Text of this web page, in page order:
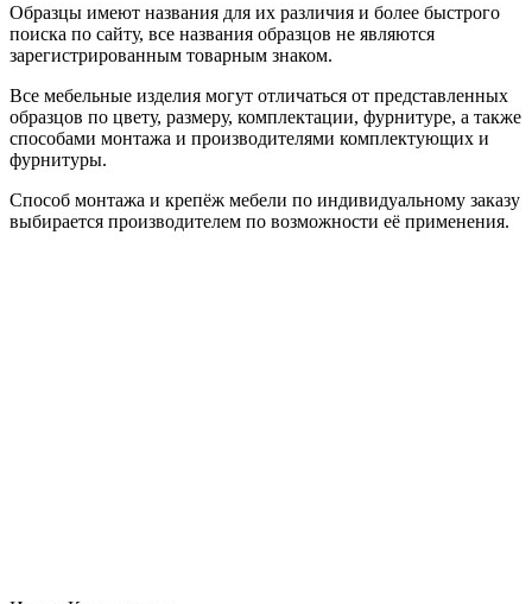
Образцы имеют названия для их различия и более быстрого
поиска по сайту, все названия образцов не являются
зарегистрированным товарным знаком.
Все мебельные изделия могут отличаться от представленных
образцов по цвету, размеру, комплектации, фурнитуре, а также
способами монтажа и производителями комплектующих и
фурнитуры.
Способ монтажа и крепёж мебели по индивидуальному заказу
выбирается производителем по возможности её применения.